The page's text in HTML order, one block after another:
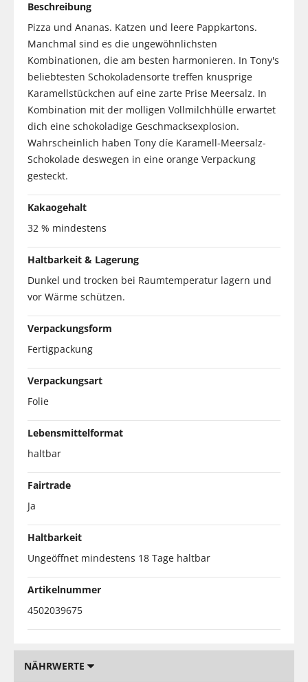
Beschreibung
Pizza und Ananas. Katzen und leere Pappkartons.
Manchmal sind es die ungewöhnlichsten
Kombinationen, die am besten harmonieren. In Tony's
beliebtesten Schokoladensorte treffen knusprige
Karamellstückchen auf eine zarte Prise Meersalz. In
Kombination mit der molligen Vollmilchhülle erwartet
dich eine schokoladige Geschmacksexplosion.
Wahrscheinlich haben Tony díe Karamell-Meersalz-
Schokolade deswegen in eine orange Verpackung
gesteckt.
Kakaogehalt
32 % mindestens
Haltbarkeit & Lagerung
Dunkel und trocken bei Raumtemperatur lagern und
vor Wärme schützen.
Verpackungsform
Fertigpackung
Verpackungsart
Folie
Lebensmittelformat
haltbar
Fairtrade
Ja
Haltbarkeit
Ungeöffnet mindestens 18 Tage haltbar
Artikelnummer
4502039675
NÄHRWERTE